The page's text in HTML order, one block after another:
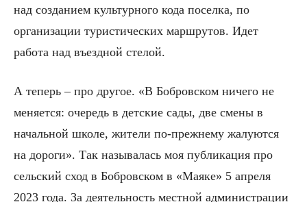
над созданием культурного кода поселка, по
организации туристических маршрутов. Идет
работа над въездной стелой.
А теперь – про другое. «В Бобровском ничего не
меняется: очередь в детские сады, две смены в
начальной школе, жители по-прежнему жалуются
на дороги». Так называлась моя публикация про
сельский сход в Бобровском в «Маяке» 5 апреля
2023 года. За деятельность местной администрации